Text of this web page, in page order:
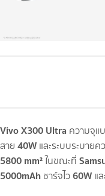
Vivo X300 Ultra ความจุแ
สาย 40W และระบบระบาย
5800 mm²ในขณะที่
5000mAh ชาร์จไว60W แ